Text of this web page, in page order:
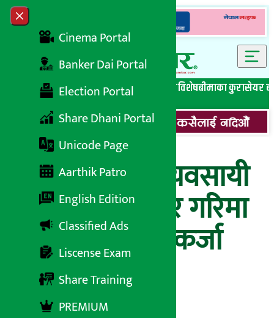
Skip to content
Close menu
Cinema Portal
Banker Dai Portal
Election Portal
Share Dhani Portal
Unicode Page
Aarthik Patro
English Edition
Classified Ads
Liscense Exam
Share Training
PREMIUM
सबै समाचारबेथिति मुर्दाबादबैंकिङ विशेष लघुवित्त विशेषबीमाका कुरासेयर
युवा तथा साना व्यवसायी
स्वरोजगार कोष र गरिमा
विकास बैंकबीच कर्जा
सम्झौता